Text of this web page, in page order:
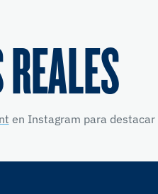
en Instagram para